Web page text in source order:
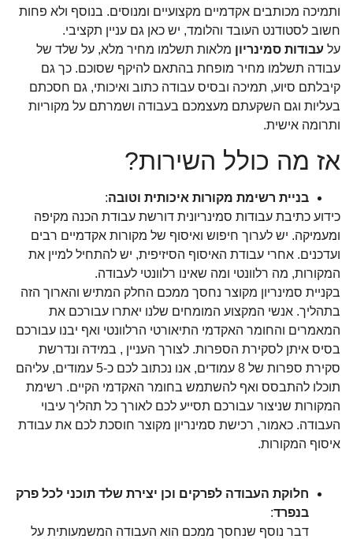
ותמיכה מכותבים אקדמיים מקצועיים ומנוסים. בנוסף ולא פחות
חשוב לסטודנט העובד והלומד, יש כאן גם עניין תקציבי.
על עבודות סמינריון מלאות תשלמו מחיר מלא, על שלד של
עבודה תשלמו מחיר מופחת בהתאם להיקף שסוכם. כך גם
קיבלתם סיוע, תמיכה ובסיס עבודה כתוב ואיכותי, גם חסכתם
בעליות וגם השקעתם מעצמכם בעבודה ושמרתם על מקוריות
ותרומה אישית.
אז מה כולל השירות?
בניית רשימת מקורות איכותית וטובה:
כידוע כתיבת עבודות סמינריונית דורשת עבודת הכנה מקיפה
ומעמיקה. יש לערוך חיפוש ואיסוף של מקורות אקדמיים רבים
ועדכנים. אחרי עבודת האיסוף הסיזיפית, יש להתחיל למיין את
המקורות, מה רלוונטי ומה שאינו רלוונטי לעבודה.
בקניית סמינריון מקוצר נחסך ממכם החלק המתיש והארוך הזה
בתהליך. אנשי המקצוע המומחים שלנו יאתרו עבורכם את
המאמרים והחומר האקדמי התיאורטי הרלוונטי ואף יבנו עבורכם
בסיס איתן לסקירת הספרות. לצורך העניין , במידה ונדרשת
סקירת ספרות של 8 עמודים, אנו נכתוב לכם כ-5 עמודים, עליהם
תוכלו להתבסס ואף להשתמש בחומר האקדמי הקיים. רשימת
המקורות שניצור עבורכם תסייע לכם לאורך כל תהליך עיבוי
העבודה. כאמור, רכישת סמינריון מקוצר חוסכת לכם את עבודת
איסוף המקורות.
חלוקת העבודה לפרקים וכן יצירת שלד תוכני לכל פרק
בנפרד:
דבר נוסף שנחסך ממכם הוא העבודה המשמעותית על